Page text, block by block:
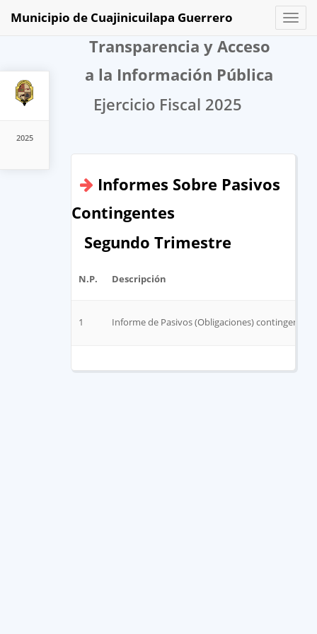
2025
Toggle
Municipio de Cuajinicuilapa Guerrero
Transparencia y Acceso
a la Información Pública
Ejercicio Fiscal 2025
Informes Sobre Pasivos
Contingentes
Segundo Trimestre
N.P. Descripción
1 Informe de Pasivos (Obligaciones) contingentes